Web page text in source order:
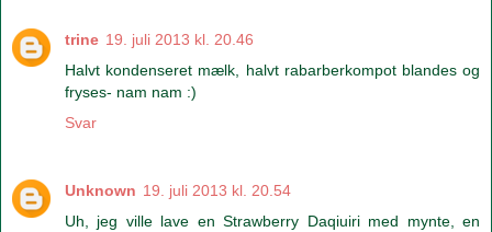
trine 19. juli 2013 kl. 20.46
Halvt kondenseret mælk, halvt rabarberkompot blandes og
fryses- nam nam :)
Svar
Unknown 19. juli 2013 kl. 20.54
Uh, jeg ville lave en Strawberry Daqiuiri med mynte, en